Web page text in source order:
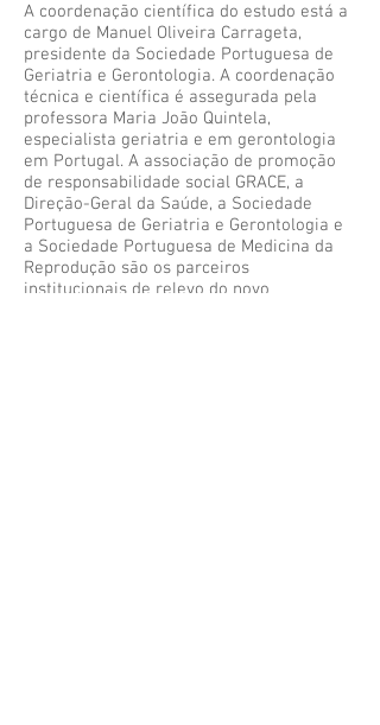
A coordenação científica do estudo está a
cargo de Manuel Oliveira Carrageta,
presidente da Sociedade Portuguesa de
Geriatria e Gerontologia. A coordenação
técnica e científica é assegurada pela
professora Maria João Quintela,
especialista geriatria e em gerontologia
em Portugal. A associação de promoção
de responsabilidade social GRACE, a
Direção-Geral da Saúde, a Sociedade
Portuguesa de Geriatria e Gerontologia e
a Sociedade Portuguesa de Medicina da
Reprodução são os parceiros
institucionais de relevo do novo